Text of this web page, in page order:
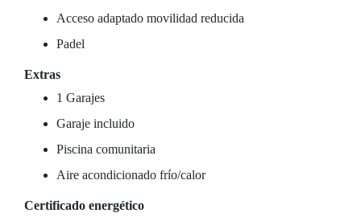
Acceso adaptado movilidad reducida
Padel
Extras
1 Garajes
Garaje incluido
Piscina comunitaria
Aire acondicionado frío/calor
Certificado energético